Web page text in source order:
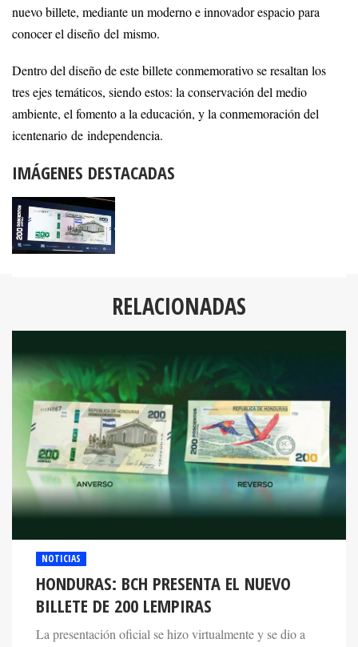
nuevo billete, mediante un moderno e innovador espacio para
conocer el diseño del mismo.
Dentro del diseño de este billete conmemorativo se resaltan los
tres ejes temáticos, siendo estos: la conservación del medio
ambiente, el fomento a la educación, y la conmemoración del
icentenario de independencia.
IMÁGENES DESTACADAS
RELACIONADAS
NOTICIAS
HONDURAS: BCH PRESENTA EL NUEVO
BILLETE DE 200 LEMPIRAS
La presentación oficial se hizo virtualmente y se dio a